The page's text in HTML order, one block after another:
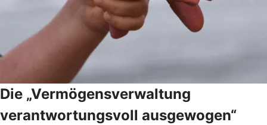
Die „Vermögensverwaltung
verantwortungsvoll ausgewogen“